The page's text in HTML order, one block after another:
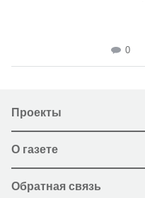
0
Проекты
О газете
Обратная связь